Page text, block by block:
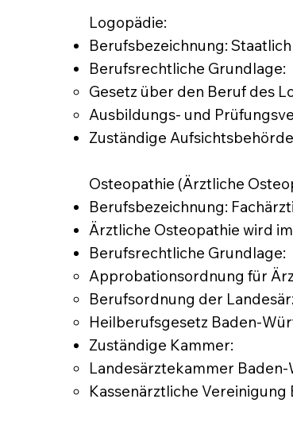
Logopädie:
Berufsbezeichnung:
Berufsrechtliche Grundlage:
Gesetz über den Beruf des
Ausbildungs- und
Zuständige
Osteopathie (Ärztliche
Berufsbezeichnung:
Ärztliche Osteopathie wird
Berufsrechtliche Grundlage:
Approbationsordnung für
Berufsordnung der
Heilberufsgesetz Baden-
Zuständige Kammer:
Landesärztekammer
Kassenärztliche